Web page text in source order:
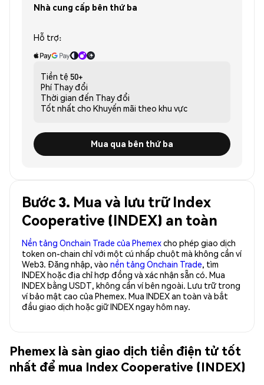
Nhà cung cấp bên thứ ba
Hỗ trợ:
Tiền tệ 50+
Phí Thay đổi
Thời gian đến Thay đổi
Tốt nhất cho Khuyến mãi theo khu vực
Mua qua bên thứ ba
Bước 3. Mua và lưu trữ Index
Cooperative (INDEX) an toàn
Nền tảng Onchain Trade của Phemexcho phép giao dịch
token on-chain chỉ với một cú nhấp chuột mà không cần ví
Web3. Đăng nhập, vào nền tảng Onchain Trade, tìm
INDEX hoặc địa chỉ hợp đồng và xác nhận sẵn có. Mua
INDEX bằng USDT, không cần ví bên ngoài. Lưu trữ trong
ví bảo mật cao của Phemex. Mua INDEX an toàn và bắt
đầu giao dịch hoặc giữ INDEX ngay hôm nay.
Phemex là sàn giao dịch tiền điện tử tốt
nhất để mua Index Cooperative (INDEX)